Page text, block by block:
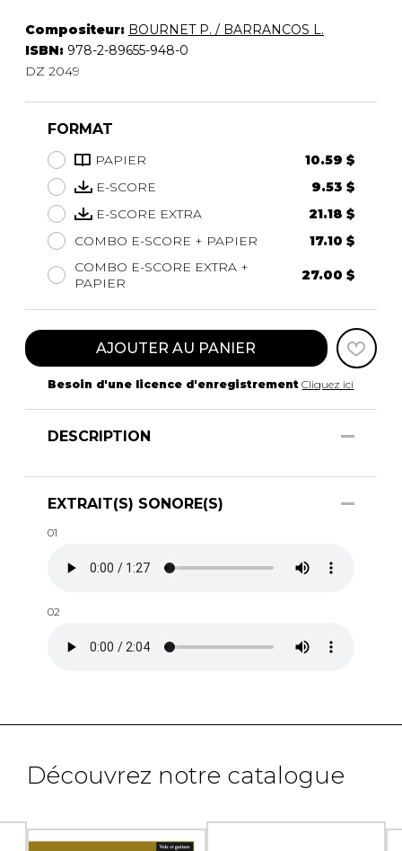
Compositeur: BOURNET P. / BARRANCOS L.
ISBN: 978-2-89655-948-0
DZ 2049
FORMAT
PAPIER
10.59 $
E-SCORE
9.53 $
E-SCORE EXTRA
21.18 $
COMBO E-SCORE + PAPIER
17.10 $
COMBO E-SCORE EXTRA +
PAPIER
27.00 $
AJOUTER AU PANIER
Besoin d'une licence d'enregistrement Cliquez ici
DESCRIPTION
EXTRAIT(S) SONORE(S)
01
02
Découvrez notre catalogue